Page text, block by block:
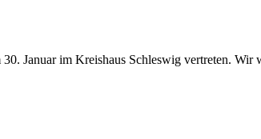
Januar im Kreishaus Schleswig vertreten.